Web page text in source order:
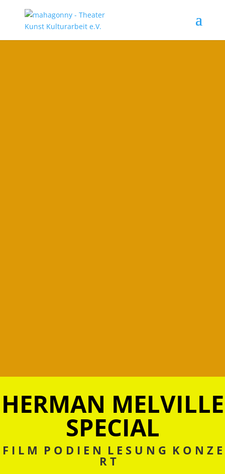
HERMAN MELVILLE
SPECIAL
F I L M P O D I E N L E S U N G K O N Z E
R T